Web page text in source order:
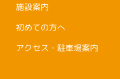
施設案内
初めての方へ
アクセス・駐車場案内